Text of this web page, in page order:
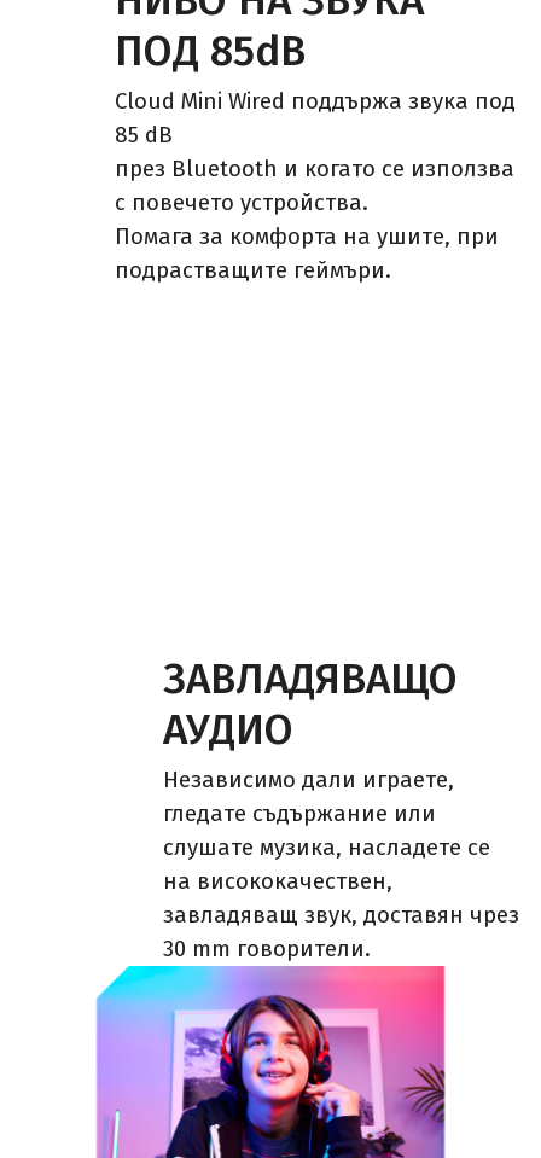
ПОД 85dB
Cloud Mini Wired поддържа звука под
85 dB
през Bluetooth и когато се използва
с повечето устройства.
Помага за комфорта на ушите, при
подрастващите геймъри.
ЗАВЛАДЯВАЩО
АУДИО
Независимо дали играете,
гледате съдържание или
слушате музика, насладете се
на висококачествен,
завладяващ звук, доставян чрез
30 mm говорители.